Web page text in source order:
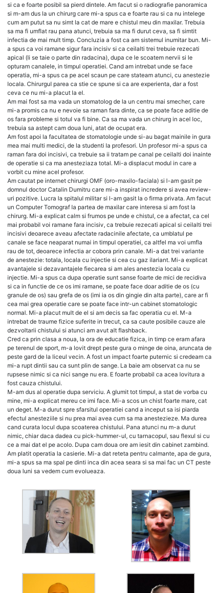
si ca e foarte posibil sa pierd dintele. Am facut si o radiografie panoramica
si m-am dus la un chirurg care mi-a spus ca e foarte rau si ca nu intelege
cum am putut sa nu simt la cat de mare e chistul meu din maxilar. Trebuia
sa ma fi umflat rau pana atunci, trebuia sa ma fi durut ceva, sa fi simtit
infectia de mai mult timp. Concluzia a fost ca am sistemul inumitar bun. Mi-
a spus ca voi ramane sigur fara incisiv si ca ceilalti trei trebuie rezecati
apical (li se taie o parte din radacina), dupa ce le scoatem nervii si le
opturam canalele, in timpul operatiei. Cand am intrebat unde se face
operatia, mi-a spus ca pe acel scaun pe care stateam atunci, cu anestezie
locala. Chirurgul parea ca stie ce spune si ca are experienta, dar a fost
ceva ce nu mi-a placut la el.
Am mai fost sa ma vada un stomatolog de la un centru mai smecher, care
mi-a promis ca nu e nevoie sa raman fara dinte, ca se poate face aditie de
os fara probleme si totul va fi bine. Ca sa ma vada un chirurg in acel loc,
trebuia sa astept cam doua luni, atat de ocupat era.
Am fost apoi la facultatea de stomatologie unde si-au bagat mainile in gura
mea mai multi medici, de la studenti la profesori. Un profesor mi-a spus ca
raman fara doi incisivi, ca trebuie sa ii tratam pe canal pe ceilalti doi inainte
de operatie si ca ma anesteziaza total. Mi-a displacut modul in care a
vorbit cu mine acel profesor.
Am cautat pe internet chirurgi OMF (oro-maxilo-faciala) si l-am gasit pe
domnul doctor Catalin Dumitru care mi-a inspirat incredere si avea review-
uri pozitive. Lucra la spitalul militar si l-am gasit la o firma privata. Am facut
un Computer Tomograf la partea de maxilar care interesa si am fost la
chirurg. Mi-a explicat calm si frumos pe unde e chistul, ce a afectat, ca cel
mai probabil voi ramane fara incisiv, ca trebuie rezecati apical si ceilalti trei
incisivi deoarece aveau afectate radacinile afectate, ca umblatul pe
canale se face neaparat numai in timpul operatiei, ca altfel ma voi umfla
rau de tot, deoarece infectia ar cobora prin canale. Mi-a dat trei variante
de anestezie: totala, locala cu injectie si cea cu gaz ilariant. Mi-a explicat
avantajele si dezavantajele fiecarea si am ales anestezia locala cu
injectie. Mi-a spus ca dupa operatie sunt sanse foarte de mici de recidiva
si ca in functie de ce os imi ramane, se poate face doar aditie de os (cu
granule de os) sau grefa de os (imi ia os din gingie din alta parte), care ar fi
cea mai grea operatie care se poate face intr-un cabinet stomatologic
normal. Mi-a placut mult de el si am decis sa fac operatia cu el. M-a
intrebat de traume fizice suferite in trecut, ca sa caute posibile cauze ale
dezvoltarii chistului si atunci am avut alt flashback.
Cred ca prin clasa a noua, la ora de educatie fizica, in timp ce eram afara
pe terenul de sport, m-a lovit drept peste gura o minge de oina, aruncata de
peste gard de la liceul vecin. A fost un impact foarte puternic si credeam ca
mi-a rupt dintii sau ca sunt plin de sange. La baie am observat ca nu se
rupsese nimic si ca nici sange nu era. E foarte probabil ca acea lovitura a
fost cauza chistului.
M-am dus al operatie dupa serviciu. A glumit tot timpul, a stat de vorba cu
mine, mi-a explicat mereu ce imi face. Mi-a scos un chist foarte mare, cat
un deget. M-a durut spre sfarsitul operatiei cand a inceput sa isi piarda
efectul anesteziile si nu prea mai avea cum sa ma anestezieze. Ma durea
cand curata locul dupa scoaterea chistului. Pana atunci nu m-a durut
nimic, chiar daca dadea cu pick-hummer-ul, cu tarnacopul, sau flexul si cu
ce a mai dat el pe acolo. Dupa cam doua ore am iesit din cabinet zambind.
Am platit operatia la casierie. Mi-a dat reteta pentru calmante, apa de gura,
mi-a spus sa ma spal pe dinti inca din acea seara si sa mai fac un CT peste
doua luni sa vedem cum evolueaza.